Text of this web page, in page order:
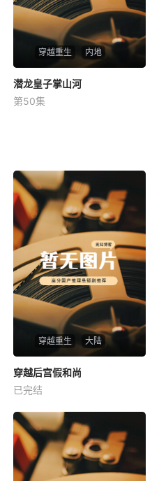
穿越重生 内地
潜龙皇子掌山河
未知
潜龙皇子掌山河
第50集
穿越重生 大陆
穿越后宫假和尚
未知
穿越后宫假和尚
已完结